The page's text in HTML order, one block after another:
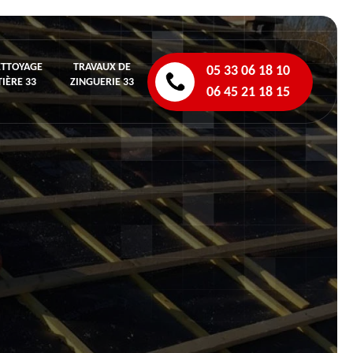
33
TRAVAUX DE
ZINGUERIE 33
05 33 06 18 10
06 45 21 18 15